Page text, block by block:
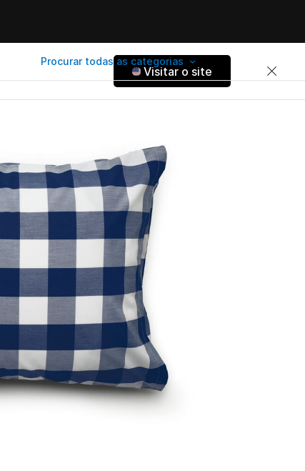
Procurar todas as categorias
Visitar o site